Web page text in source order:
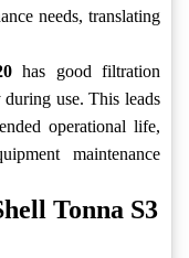
needs, translating
has good filtration
use. This leads
operational life,
maintenance
Tonna S3